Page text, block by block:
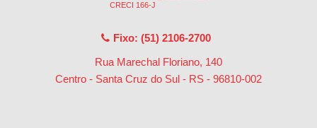
CRECI 166-J
Fixo: (51) 2106-2700
Rua Marechal Floriano, 140
Centro - Santa Cruz do Sul - RS - 96810-002